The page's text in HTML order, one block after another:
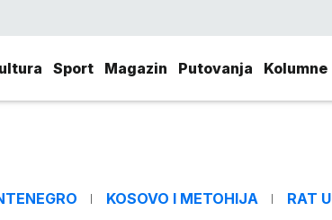
Sport Magazin Putovanja Kolumne
KOSOVO I METOHIJA RAT